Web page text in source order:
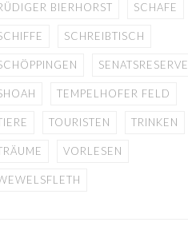
BIERHORST SCHAFE
SCHREIBTISCH
SENATSRESERVE
TEMPELHOFER FELD
TOURISTEN TRINKEN
VORLESEN